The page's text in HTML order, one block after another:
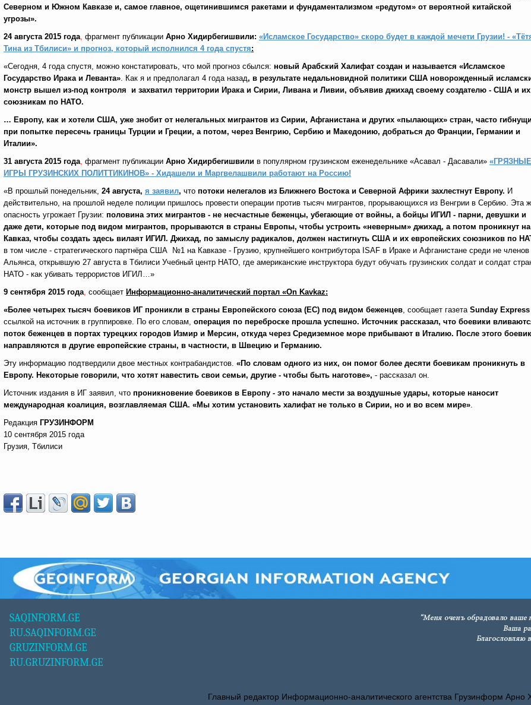
Северном и Южном Кавказе и, самое главное, ощетинившимся ракетами и фундаментализмом «редутом» от вероятной китайской
угрозы».
24 августа 2015 года, фрагмент публикации Арно Хидирбегишвили: «Исламское Государство» скоро будет в каждой мечети Грузии! -
Тина из Тбилиси» и прогноз, который исполнился 4 года спустя:
«Сегодня, 4 года спустя, можно констатировать, что мой прогноз сбылся: новый Арабский Халифат создан и называется «Исламское
Государство Ирака и Леванта». Как я и предполагал 4 года назад, в результате недальновидной политики США новорожденный
монстр вышел из-под контроля и захватил территории Ирака и Сирии, Ливана и Ливии, объявив джихад своему создателю - США и их
союзникам по НАТО.
… Европу, как и хотели США, уже знобит от нелегальных мигрантов из Сирии, Афганистана и других «пылающих» стран, часто
при попытке пересечь границы Турции и Греции, а потом, через Венгрию, Сербию и Македонию, добраться до Франции, Германии и
Италии».
31 августа 2015 года, фрагмент публикации Арно Хидирбегишвили в популярном грузинском еженедельнике «Асавал - Дасавали» «ГРЯЗНЫЕ
ИГРЫ ГРУЗИНСКИХ ПОЛИТТИКИНОВ» - Хидашели и Маргвелашвили работают на Россию!
«В прошлый понедельник, 24 августа, я заявил, что потоки нелегалов из Ближнего Востока и Северной Африки захлестнут Европу. И
действительно, на прошлой неделе полиции пришлось провести операции против тысяч мигрантов, прорывающихся из Венгрии в Сербию. Эта
опасность угрожает Грузии: половина этих мигрантов - не несчастные беженцы, убегающие от войны, а бойцы ИГИЛ - парни, девушки и
даже дети, которые под видом мигрантов, прорываются в страны Европы, чтобы устроить «неверным» джихад, а потом проникнут на
Кавказ, чтобы создать здесь вилаят ИГИЛ. Джихад, по замыслу радикалов, должен настигнуть США и их европейских союзников по
в том числе - стратегического партнёра США №1 на Кавказе - Грузию, крупнейшего контрибутора ISAF в Ираке и Афганистане среди не членов
Альянса, открывшую 27 августа в Тбилиси Учебный центр НАТО, где американские инструктора будут обучать грузинских солдат и солдат
НАТО - как убивать террористов ИГИЛ…»
9 сентября 2015 года, сообщает Информационно-аналитический портал «On Kavkaz:
«Более четырех тысяч боевиков ИГ проникли в страны Европейского союза (ЕС) под видом беженцев, сообщает газета Sunday Express
ссылкой на источник в группировке. По его словам, операция по переброске прошла успешно. Источник рассказал, что боевики
поток беженцев в портах турецких городов Измир и Мерсин, откуда через Средиземное море прибывают в Италию. После этого
направляются в другие европейские страны, в частности, в Швецию и Германию.
Эту информацию подтвердили двое местных контрабандистов. «По словам одного из них, он помог более десяти боевикам проникнуть в
Европу. Некоторые говорили, что хотят навестить свои семьи, другие - чтобы быть наготове», - рассказал он.
Источник издания в ИГ заявил, что проникновение боевиков в Европу - это начало мести за воздушные удары, которые наносит
международная коалиция, возглавляемая США. «Мы хотим установить халифат не только в Сирии, но и во всем мире».
Редакция ГРУЗИНФОРМ
10 сентября 2015 года
Грузия, Тбилиси
SAQINFORM.GE
RU.SAQINFORM.GE
GRUZINFORM.GE
RU.GRUZINFORM.GE
Главный редактор Информационно-аналитического агентства Грузинформ Арно